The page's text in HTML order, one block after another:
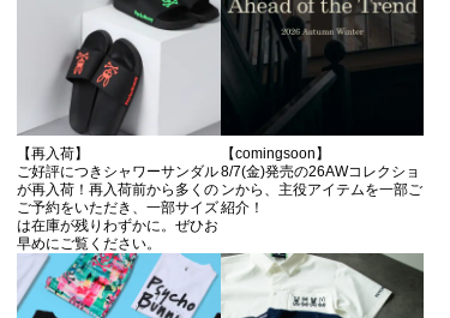
【再入荷】
ご好評につきシャワーサンダル
が再入荷！再入荷前から多くの
ご予約をいただき、一部サイズ
は在庫が残りわずかに。ぜひお
早めにご覧ください。
【comingsoon】
8/7(金)発売の26AWコレクショ
ンから、主役アイテムを一部ご
紹介！